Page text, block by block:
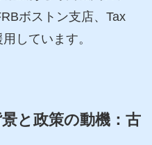
ボストン支店、Tax
しています。
と政策の動機：古